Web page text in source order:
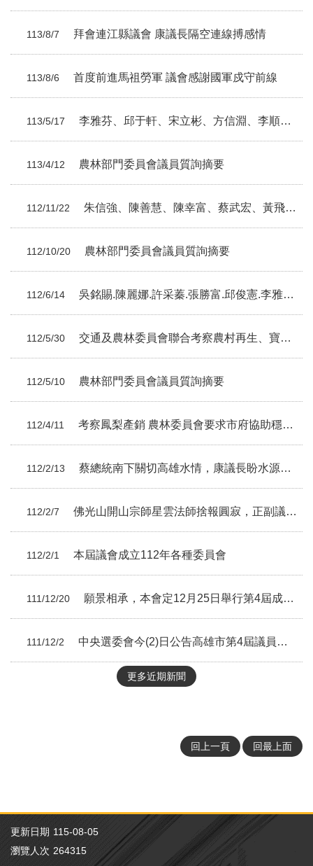
113/8/7 拜會連江縣議會 康議長隔空連線搏感情
113/8/6 首度前進馬祖勞軍 議會感謝國軍戍守前線
113/5/17 李雅芬、邱于軒、宋立彬、方信淵、李順進、張勝富議員總質詢摘要
113/4/12 農林部門委員會議員質詢摘要
112/11/22 朱信強、陳善慧、陳幸富、蔡武宏、黃飛鳳、張勝富議員總質詢摘要
112/10/20 農林部門委員會議員質詢摘要
112/6/14 吳銘賜.陳麗娜.許采蓁.張勝富.邱俊憲.李雅靜議員總質詢摘要
112/5/30 交通及農林委員會聯合考察農村再生、寶來溫泉觀光
112/5/10 農林部門委員會議員質詢摘要
112/4/11 考察鳳梨產銷 農林委員會要求市府協助穩定價格
112/2/13 蔡總統南下關切高雄水情，康議長盼水源多元與共享
112/2/7 佛光山開山宗師星雲法師捨報圓寂，正副議長康裕成、曾俊傑率議員前往追思
112/2/1 本屆議會成立112年各種委員會
111/12/20 願景相承，本會定12月25日舉行第4屆成立大會
111/12/2 中央選委會今(2)日公告高雄市第4屆議員當選人名單
更多近期新聞
回上一頁 回最上面
更新日期 115-08-05
瀏覽人次 264315